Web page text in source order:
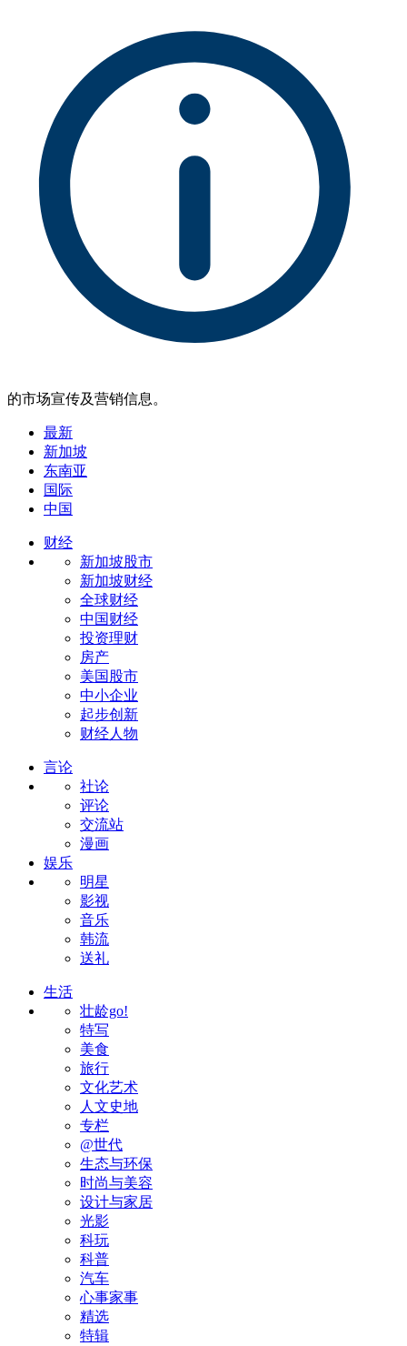
的市场宣传及营销信息。
最新
新加坡
东南亚
国际
中国
财经
新加坡股市
新加坡财经
全球财经
中国财经
投资理财
房产
美国股市
中小企业
起步创新
财经人物
言论
社论
评论
交流站
漫画
娱乐
明星
影视
音乐
韩流
送礼
生活
壮龄go!
特写
美食
旅行
文化艺术
人文史地
专栏
@世代
生态与环保
时尚与美容
设计与家居
光影
科玩
科普
汽车
心事家事
精选
特辑